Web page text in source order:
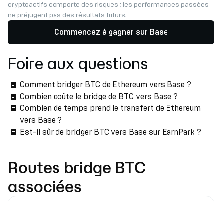
cryptoactifs comporte des risques ; les performances passées
ne préjugent pas des résultats futurs.
Commencez à gagner sur Base
Foire aux questions
Comment bridger BTC de Ethereum vers Base ?
Combien coûte le bridge de BTC vers Base ?
Combien de temps prend le transfert de Ethereum
vers Base ?
Est-il sûr de bridger BTC vers Base sur EarnPark ?
Routes bridge BTC
associées